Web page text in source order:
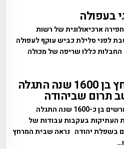
בעפולה
ארכיאולוגית של רשות
לפני סלילת כביש עוקף לעפולה
כללו שריפה של מכולה
בית מרחץ בן 1600 שנה התגלה
תרום שביהודה
בית מרחץ מרשים בן כ-1600 שנה התגלה
העתיקות בעקבות עבודות של
בשפלת יהודה נראה שבית המרחץ